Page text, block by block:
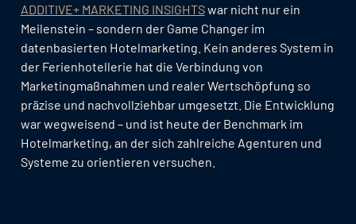
ADDITIVE+ MARKETING INSIGHTSwar nicht nur ein
Meilenstein – sondern der Game Changer im
datenbasierten Hotelmarketing. Kein anderes System in
der Ferienhotellerie hat die Verbindung von
Marketingmaßnahmen und realer Wertschöpfung so
präzise und nachvollziehbar umgesetzt. Die Entwicklung
war wegweisend – und ist heute der Benchmark im
Hotelmarketing, an der sich zahlreiche Agenturen und
Systeme zu orientieren versuchen.